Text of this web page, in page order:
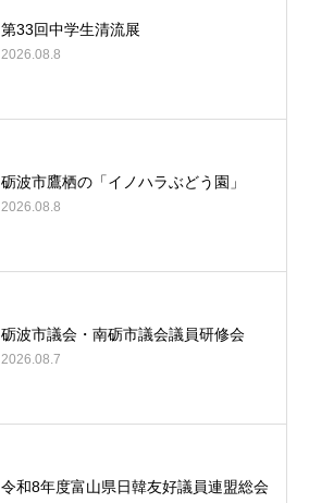
第33回中学生清流展
2026.08.8
砺波市鷹栖の「イノハラぶどう園」
2026.08.8
砺波市議会・南砺市議会議員研修会
2026.08.7
令和8年度富山県日韓友好議員連盟総会